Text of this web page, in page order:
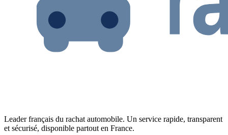
Leader français du rachat automobile. Un service rapide, transparent
et sécurisé, disponible partout en France.